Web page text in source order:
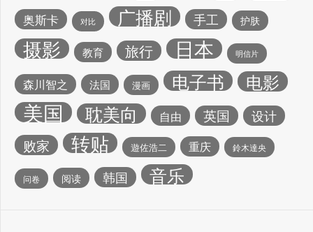
奥斯卡 对比 广播剧 手工 护肤
摄影 教育 旅行 日本 明信片
森川智之 法国 漫画 电子书 电影
美国 耽美向 自由 英国 设计
败家 转贴 遊佐浩二 重庆 鈴木達央
问卷 阅读 韩国 音乐